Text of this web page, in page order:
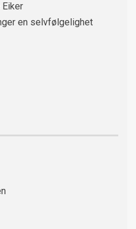
en selvfølgelighet